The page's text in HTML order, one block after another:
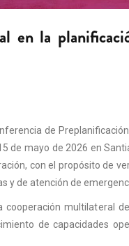
en la
de
de mayo de 2026 en
con el propósito de
y de atención de
cooperación multilateral
de capacidades